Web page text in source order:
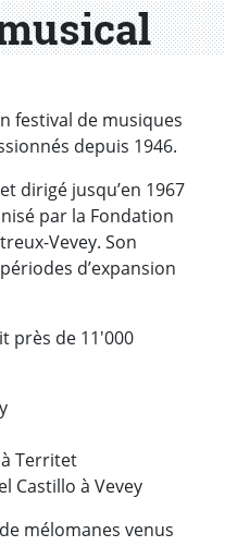
festival de musiques
depuis 1946.
dirigé jusqu’en 1967
par la Fondation
Vevey. Son
d’expansion
près de 11'000
à Territet
Castillo à Vevey
mélomanes venus